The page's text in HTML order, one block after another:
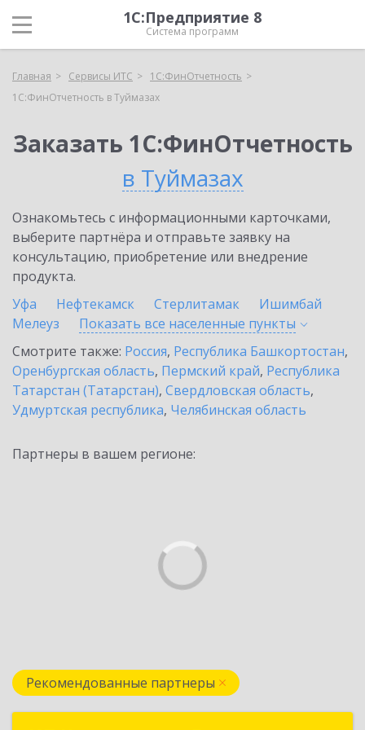
1С:Предприятие 8
Система программ
Главная Сервисы ИТС
1С:ФинОтчетность
1С:ФинОтчетность в Туймазах
Заказать 1С:ФинОтчетность
в Туймазах
Ознакомьтесь с информационными карточками,
выберите партнёра и отправьте заявку на
консультацию, приобретение или внедрение
продукта.
Уфа
Нефтекамск Стерлитамак
Ишимбай
Мелеуз
Показать все населенные пункты
Смотрите также: Россия, Республика Башкортостан,
Оренбургская область, Пермский край, Республика
Татарстан (Татарстан), Свердловская область,
Удмуртская республика, Челябинская область
Партнеры в вашем регионе:
Рекомендованные партнеры